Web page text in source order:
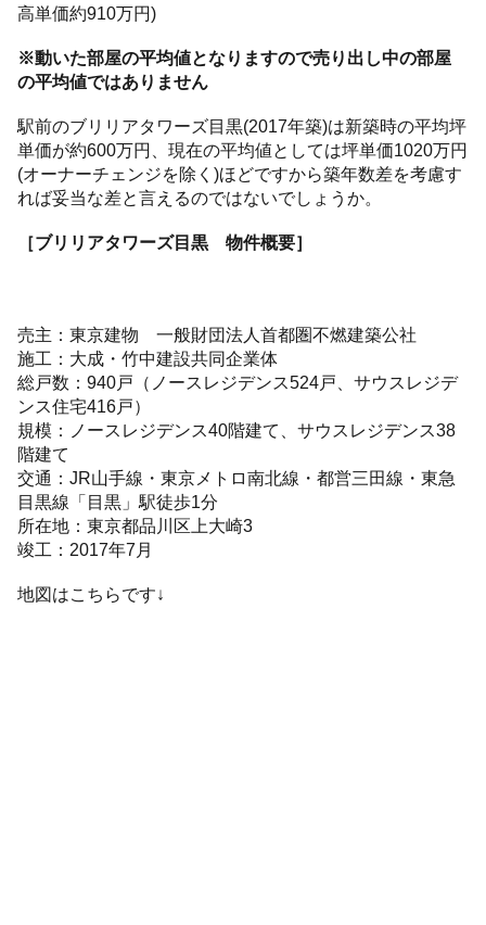
高単価約910万円)
※動いた部屋の平均値となりますので売り出し中の部屋
の平均値ではありません
駅前のブリリアタワーズ目黒(2017年築)は新築時の平均坪
単価が約600万円、現在の平均値としては坪単価1020万円
(オーナーチェンジを除く)ほどですから築年数差を考慮す
れば妥当な差と言えるのではないでしょうか。
［ブリリアタワーズ目黒 物件概要］
売主：東京建物 一般財団法人首都圏不燃建築公社
施工：大成・竹中建設共同企業体
総戸数：940戸（ノースレジデンス524戸、サウスレジデ
ンス住宅416戸）
規模：ノースレジデンス40階建て、サウスレジデンス38
階建て
交通：JR山手線・東京メトロ南北線・都営三田線・東急
目黒線「目黒」駅徒歩1分
所在地：東京都品川区上大崎3
竣工：2017年7月
地図はこちらです↓